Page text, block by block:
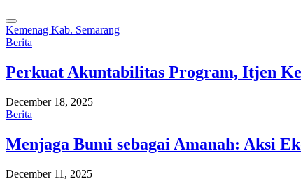
Kemenag Kab. Semarang
Berita
Perkuat Akuntabilitas Program, Itjen
December 18, 2025
Berita
Menjaga Bumi sebagai Amanah: Aksi
December 11, 2025